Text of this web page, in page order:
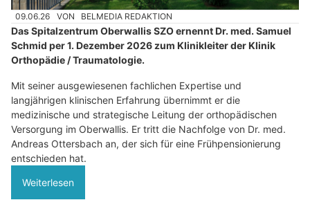
09.06.26 VON BELMEDIA REDAKTION
Das Spitalzentrum Oberwallis SZO ernennt Dr. med. Samuel
Schmid per 1. Dezember 2026 zum Klinikleiter der Klinik
Orthopädie / Traumatologie.
Mit seiner ausgewiesenen fachlichen Expertise und
langjährigen klinischen Erfahrung übernimmt er die
medizinische und strategische Leitung der orthopädischen
Versorgung im Oberwallis. Er tritt die Nachfolge von Dr. med.
Andreas Ottersbach an, der sich für eine Frühpensionierung
entschieden hat.
Weiterlesen